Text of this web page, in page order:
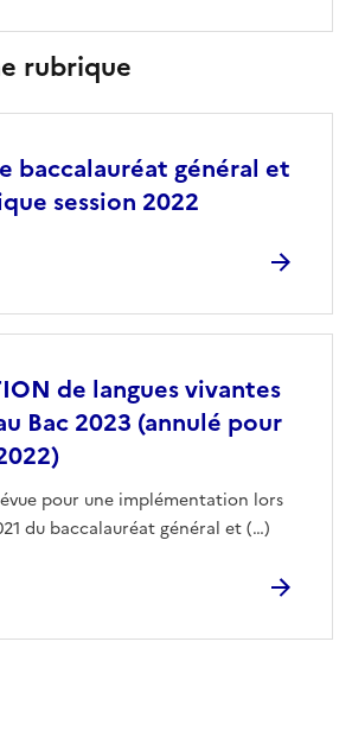
rubrique
baccalauréat général et
session 2022
de langues vivantes
Bac 2023 (annulé pour
pour une implémentation lors
du baccalauréat général et (…)